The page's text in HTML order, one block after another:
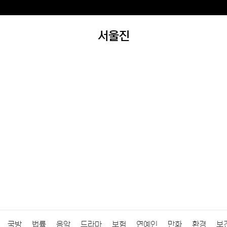
서울진
국방 법률 음악 드라마 보험 연예인 만화 환경 보